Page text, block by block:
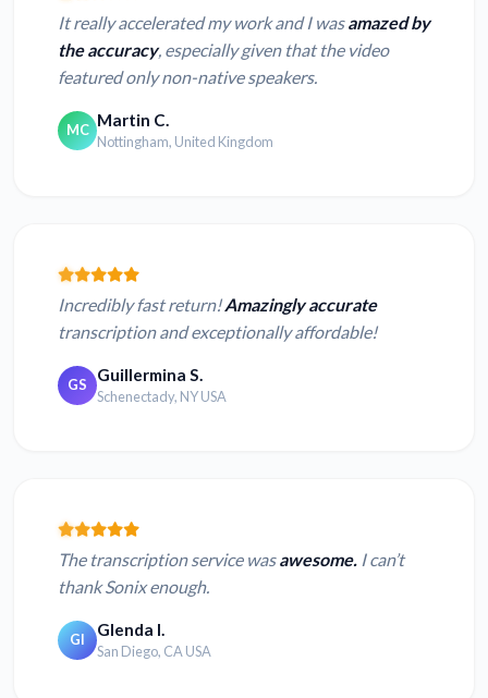
It really accelerated my work and I wasamazed by
the accuracy, especially given that the video
featured only non-native speakers.
MC Martin C.
Nottingham, United Kingdom
Incredibly fast return!Amazingly accurate
transcription and exceptionally affordable!
GS Guillermina S.
Schenectady, NY USA
The transcription service wasawesome. I can’t
thank Sonix enough.
GI Glenda I.
San Diego, CA USA